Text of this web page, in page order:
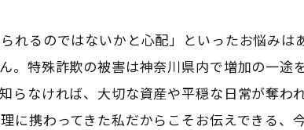
れるのではないかと心配」といったお悩みは
。特殊詐欺の被害は神奈川県内で増加の一途
らなければ、大切な資産や平穏な日常が奪わ
に携わってきた私だからこそお伝えできる、